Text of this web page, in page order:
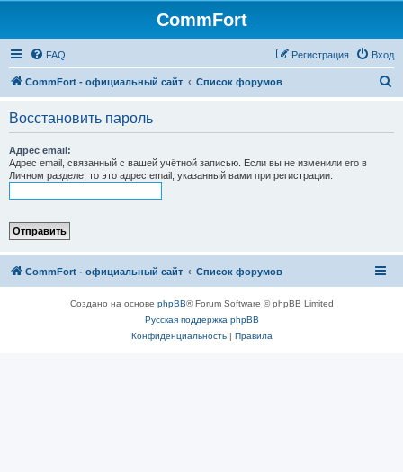
CommFort
FAQ Вход
Регистрация
CommFort - официальный сайт Список форумов
Восстановить пароль
Адрес email:
Адрес email, связанный с вашей учётной записью. Если вы не изменили его в
Личном разделе, то это адрес email, указанный вами при регистрации.
CommFort - официальный сайт Список форумов
Создано на основе phpBB® Forum Software © phpBB Limited
Русская поддержка phpBB
Конфиденциальность| Правила